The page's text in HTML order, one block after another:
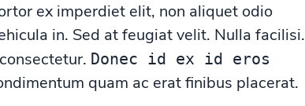
ex imperdiet elit, non aliquet odio
in. Sed at feugiat velit. Nulla facilisi.
Donec id ex id eros
quam ac erat finibus placerat.